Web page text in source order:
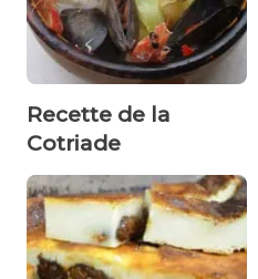
Recette de la
Cotriade